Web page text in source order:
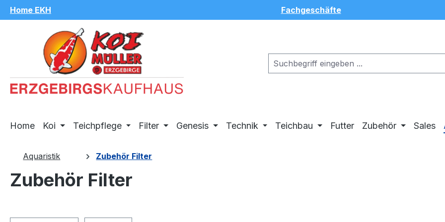
Hauptinhalt springen
Zur Suche springen
Zur Hauptnavigation springen
Home EKH Fachgeschäfte
Home Koi Teichpflege Filter Genesis Technik Teichbau Futter Zubehör Sales
Aquaristik Zubehör Filter
Zubehör Filter